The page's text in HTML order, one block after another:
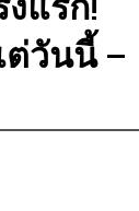
ต่วันนี้ –